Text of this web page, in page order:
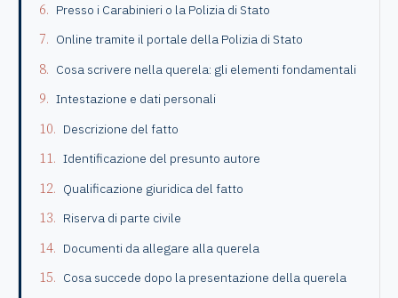
Presso i Carabinieri o la Polizia di Stato
Online tramite il portale della Polizia di Stato
Cosa scrivere nella querela: gli elementi fondamentali
Intestazione e dati personali
Descrizione del fatto
Identificazione del presunto autore
Qualificazione giuridica del fatto
Riserva di parte civile
Documenti da allegare alla querela
Cosa succede dopo la presentazione della querela